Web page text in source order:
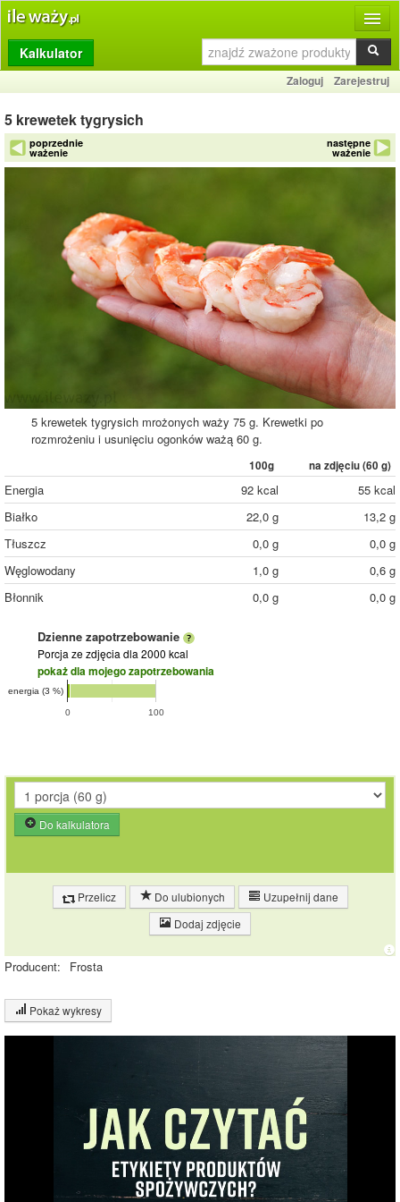
Produkty
Dziennik
Przelicznik
Porównywarka
Słownik
O stronie
Kalkulator
Zaloguj Zarejestruj
5 krewetek tygrysich
poprzednie
ważenie
następne
ważenie
5 krewetek tygrysich mrożonych waży 75 g. Krewetki po
rozmrożeniu i usunięciu ogonków ważą 60 g.
100g na zdjęciu (60 g)
Energia 92 kcal
55 kcal
Białko
22,0 g
13,2 g
Tłuszcz
0,0 g
0,0 g
Węglowodany
1,0 g
0,6 g
Błonnik
0,0 g 0,0 g
Dzienne zapotrzebowanie
Porcja ze zdjęcia dla 2000 kcal
pokaż dla mojego zapotrzebowania
0 100
energia (3 %)
Do kalkulatora
Przelicz Do ulubionych
Uzupełnij dane
Dodaj zdjęcie
Producent: Frosta
Pokaż wykresy
Wykres składu produktu
(1%)